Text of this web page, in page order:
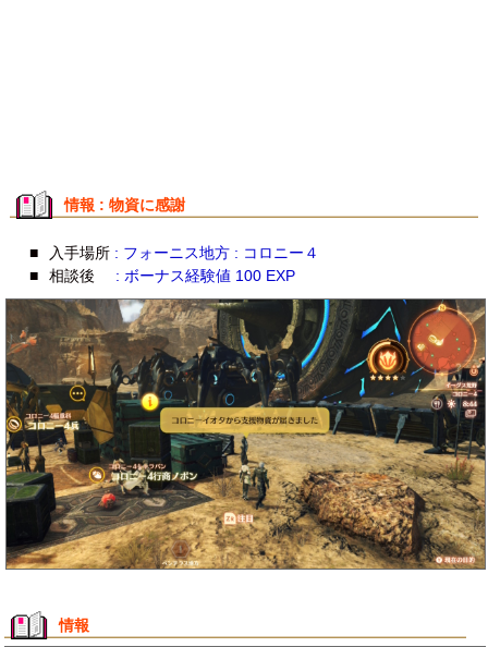
情報 : 物資に感謝
■ 入手場所 : フォーニス地方 : コロニー４
■
相談後 : ボーナス経験値 100 EXP
情報